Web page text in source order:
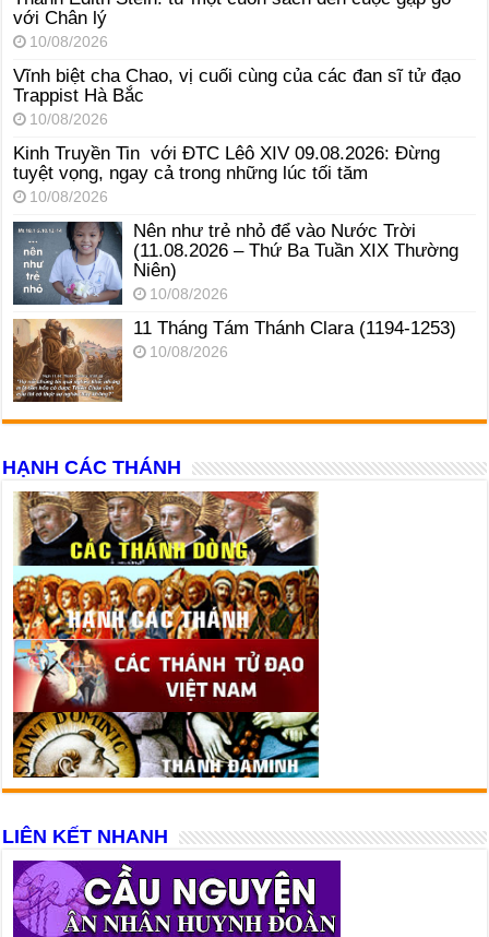
với Chân lý
10/08/2026
Vĩnh biệt cha Chao, vị cuối cùng của các đan sĩ tử đạo
Trappist Hà Bắc
10/08/2026
Kinh Truyền Tin với ĐTC Lêô XIV 09.08.2026: Đừng
tuyệt vọng, ngay cả trong những lúc tối tăm
10/08/2026
Nên như trẻ nhỏ để vào Nước Trời
(11.08.2026 – Thứ Ba Tuần XIX Thường
Niên)
10/08/2026
11 Tháng Tám Thánh Clara (1194-1253)
10/08/2026
HẠNH CÁC THÁNH
LIÊN KẾT NHANH